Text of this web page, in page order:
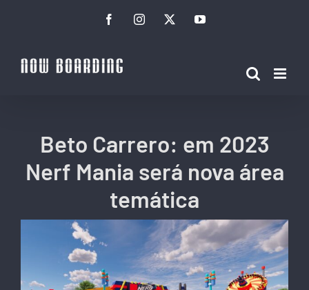
conteúdo
FacebookInstagramTwitterYouTube
Beto Carrero: em 2023
Nerf Mania será nova área
temática